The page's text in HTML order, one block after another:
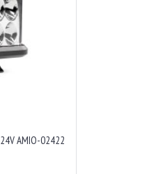
AMIO-02422